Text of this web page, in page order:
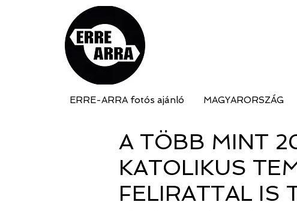
ERRE-ARRA fotós ajánló MAGYARORSZÁG
A TÖBB MINT
KATOLIKUS
FELIRATTAL IS